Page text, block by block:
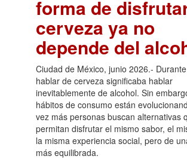
forma de
cerveza ya no
depende del
Ciudad de México, junio 2026.-
hablar de cerveza significaba hablar
inevitablemente de alcohol. Sin
hábitos de consumo están
vez más personas buscan alternativas
permitan disfrutar el mismo sabor, el
la misma experiencia social, pero de
más equilibrada.